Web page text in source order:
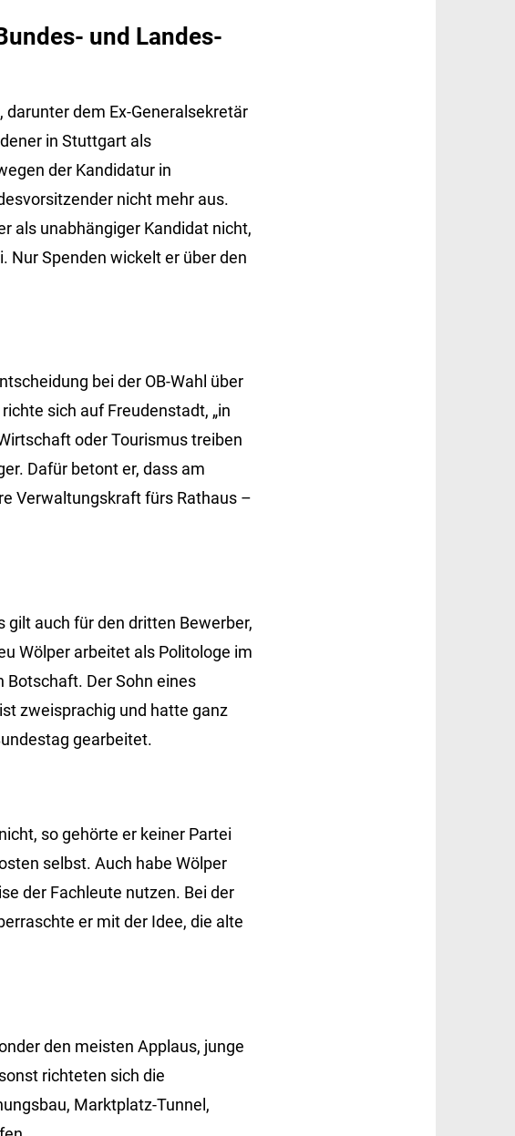
und Landes-
dem Ex-Generalsekretär
in Stuttgart als
der Kandidatur in
nicht mehr aus.
als unabhängiger Kandidat nicht,
Nur Spenden wickelt er über den
bei der OB-Wahl über
sich auf Freudenstadt, „in
oder Tourismus treiben
Dafür betont er, dass am
Verwaltungskraft fürs Rathaus –
gilt auch für den dritten Bewerber,
Wölper arbeitet als Politologe im
Botschaft. Der Sohn eines
zweisprachig und hatte ganz
gearbeitet.
so gehörte er keiner Partei
selbst. Auch habe Wölper
der Fachleute nutzen. Bei der
er mit der Idee, die alte
den meisten Applaus, junge
richteten sich die
Marktplatz-Tunnel,